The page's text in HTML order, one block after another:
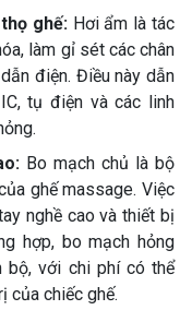
ghế:Hơi ẩm là tác
làm gỉ sét các chân
điện. Điều này dẫn
tụ điện và các linh
Bo mạch chủ là bộ
ghế massage. Việc
nghề cao và thiết bị
hợp, bo mạch hỏng
bộ, với chi phí có thể
của chiếc ghế.